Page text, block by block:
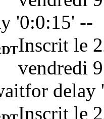
'0:0:15' --
Inscrit le
vendredi
delay
Inscrit le